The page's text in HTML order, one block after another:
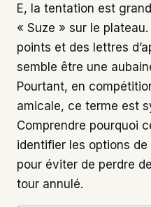
E, la tentation est
« Suze » sur le
points et des lettres
semble être une
Pourtant, en
amicale, ce terme est
Comprendre pourquoi
identifier les options
pour éviter de perdre
tour annulé.